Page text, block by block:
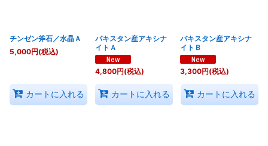
チンゼン斧石／水晶Ａ
5,000円(税込)
カートに入れる
パキスタン産アキシナ
イトＡ
4,800円(税込)
カートに入れる
パキスタン産アキシナ
イトＢ
3,300円(税込)
カートに入れる